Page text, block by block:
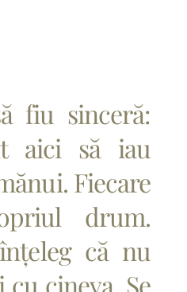
fiu sinceră:
aici să iau
Fiecare
drum.
că nu
cu cineva. Se